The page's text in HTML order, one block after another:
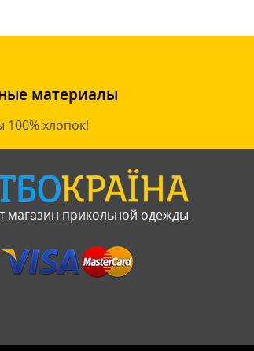
материалы
100% хлопок!
магазин прикольной одежды